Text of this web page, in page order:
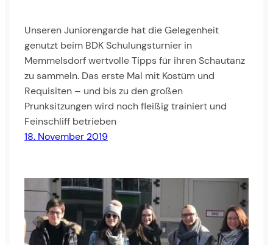
Unseren Juniorengarde hat die Gelegenheit
genutzt beim BDK Schulungsturnier in
Memmelsdorf wertvolle Tipps für ihren Schautanz
zu sammeln. Das erste Mal mit Kostüm und
Requisiten – und bis zu den großen
Prunksitzungen wird noch fleißig trainiert und
Feinschliff betrieben
18. November 2019